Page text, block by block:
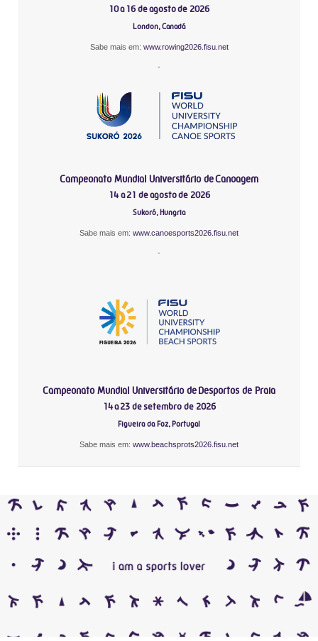
10 a 16 de agosto de 2026
London, Canadá
Sabe mais em: www.rowing2026.fisu.net
-
Campeonato Mundial Universitário de Canoagem
14 a 21 de agosto de 2026
Sukoró, Hungria
Sabe mais em: www.canoesports2026.fisu.net
-
Campeonato Mundial Universitário de Desportos de Praia
14 a 23 de setembro de 2026
Figueira da Foz, Portugal
Sabe mais em: www.beachsprots2026.fisu.net